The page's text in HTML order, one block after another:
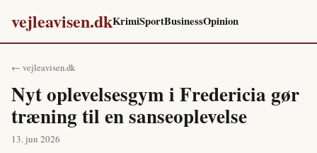
vejleavisen.dkKrimiSportBusinessOpinion
← vejleavisen.dk
Nyt oplevelsesgym i Fredericia gør
træning til en sanseoplevelse
13. jun 2026